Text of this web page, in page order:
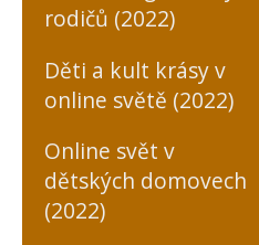
rodičů (2022)
Děti a kult krásy v
online světě (2022)
Online svět v
dětských domovech
(2022)